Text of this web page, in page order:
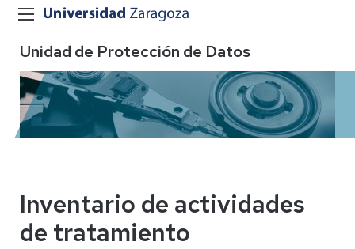
Unidad de Protección de Datos
Inventario de actividades
de tratamiento